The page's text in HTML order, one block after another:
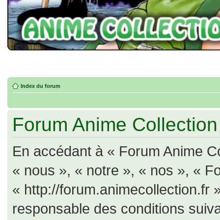
Index du forum
Forum Anime
En accédant à « Forum Anime
« nous », « notre », « nos », «
« http://forum.animecollection.fr
responsable des conditions